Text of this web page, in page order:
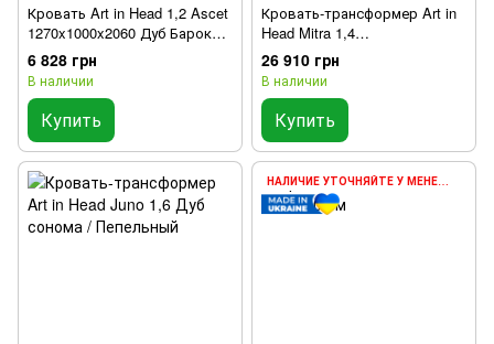
Кровать Art in Head 1,2 Ascet
1270x1000x2060 Дуб Барокко
янтарный
6 828 грн
В наличии
Купить
Кровать-трансформер Art in
Head Mitra 1,4
1508x2154x2120 К - Дуб
сонома / Ф - Пепельный
26 910 грн
В наличии
Купить